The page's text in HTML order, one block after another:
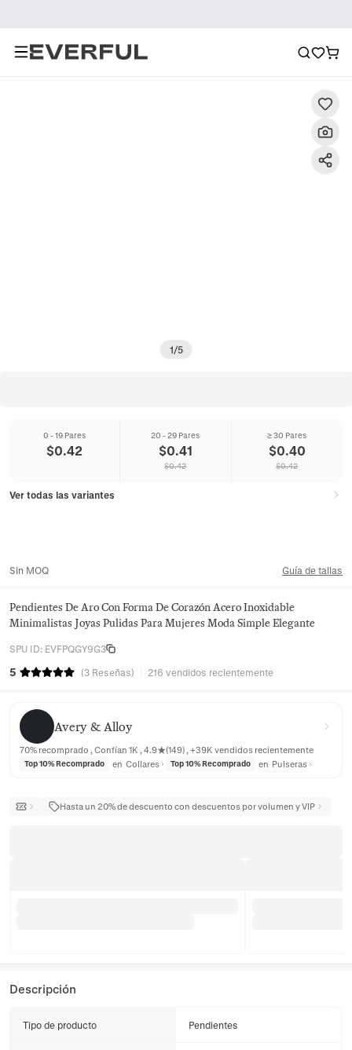
1/5
0 - 19 Pares
$0.42
20 - 29 Pares
$0.41
$0.42
≥ 30 Pares
$0.40
$0.42
Ver todas las variantes
Sin MOQ Guía de tallas
Pendientes De Aro Con Forma De Corazón Acero Inoxidable
Minimalistas Joyas Pulidas Para Mujeres Moda Simple Elegante
SPU ID: EVFPQGY9G3
5 (3 Reseñas) 216 vendidos recientemente
Avery & Alloy
Avery & Alloy
70% recomprado , Confían 1K , 4.9★(149) , +39K vendidos recientemente
Top 10% Recomprado en Collares Top 10% Recomprado en Pulseras
Hasta un 20% de descuento con descuentos por volumen y VIP
Descripción
Tipo de producto Pendientes